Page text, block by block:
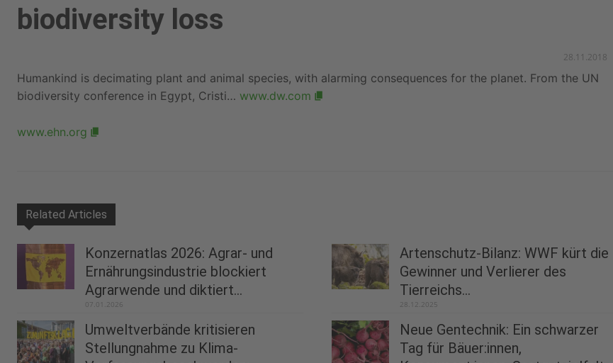
biodiversity loss
28.11.2018
Humankind is decimating plant and animal species, with alarming consequences for the planet. From the UN
biodiversity conference in Egypt, Cristi… www.dw.com
www.ehn.org
Related Articles
Konzernatlas 2026: Agrar- und
Ernährungsindustrie blockiert
Agrarwende und diktiert...
07.01.2026
Artenschutz-Bilanz: WWF kürt die
Gewinner und Verlierer des
Tierreichs...
28.12.2025
Umweltverbände kritisieren
Stellungnahme zu Klima-
Neue Gentechnik: Ein schwarzer
Tag für Bäuer:innen,